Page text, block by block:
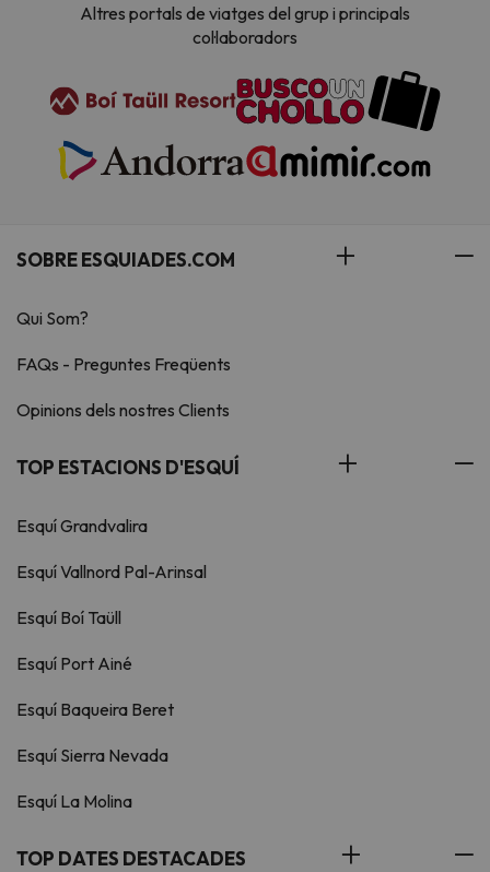
Altres portals de viatges del grup i principals
col·laboradors
SOBRE ESQUIADES.COM
Qui Som?
FAQs - Preguntes Freqüents
Opinions dels nostres Clients
TOP ESTACIONS D'ESQUÍ
Esquí Grandvalira
Esquí Vallnord Pal-Arinsal
Esquí Boí Taüll
Esquí Port Ainé
Esquí Baqueira Beret
Esquí Sierra Nevada
Esquí La Molina
TOP DATES DESTACADES